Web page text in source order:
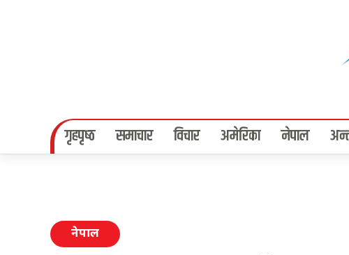
गृहपृष्‍ठ समाचार विचार अमेरिका नेपाल
नेपाल